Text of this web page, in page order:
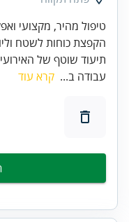
תיעוד שוטף של
עבודה ב... קרא עוד